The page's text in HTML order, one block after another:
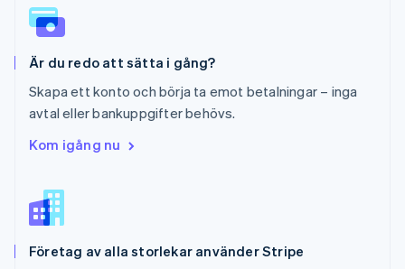
Är du redo att sätta i gång?
Skapa ett konto och börja ta emot betalningar – inga
avtal eller bankuppgifter behövs.
Kom igång nu
Företag av alla storlekar använder Stripe
English
Schweiz
Singapore
Slovakien
English
Slovenien
Español
Storbritannien
Sverige